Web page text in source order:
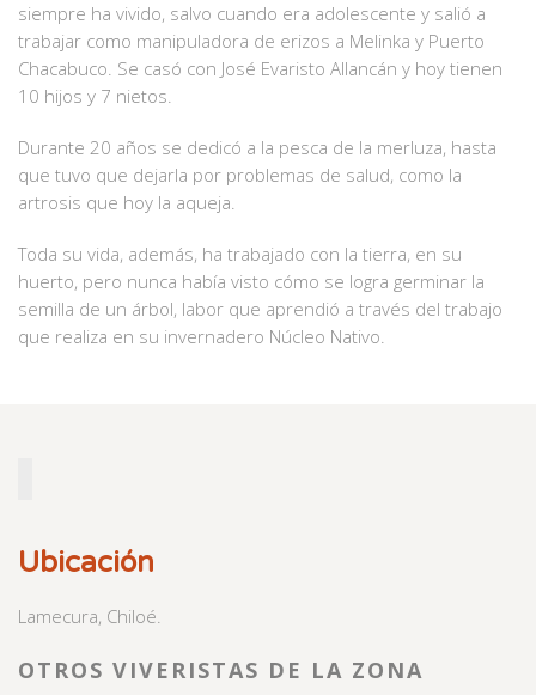
siempre ha vivido, salvo cuando era adolescente y salió a
trabajar como manipuladora de erizos a Melinka y Puerto
Chacabuco. Se casó con José Evaristo Allancán y hoy tienen
10 hijos y 7 nietos.
Durante 20 años se dedicó a la pesca de la merluza, hasta
que tuvo que dejarla por problemas de salud, como la
artrosis que hoy la aqueja.
Toda su vida, además, ha trabajado con la tierra, en su
huerto, pero nunca había visto cómo se logra germinar la
semilla de un árbol, labor que aprendió a través del trabajo
que realiza en su invernadero Núcleo Nativo.
Ubicación
Lamecura, Chiloé.
OTROS VIVERISTAS DE LA ZONA